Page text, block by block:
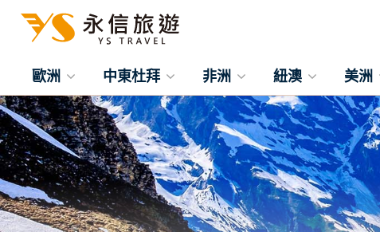
歐洲 中東杜拜 非洲 紐澳 美洲